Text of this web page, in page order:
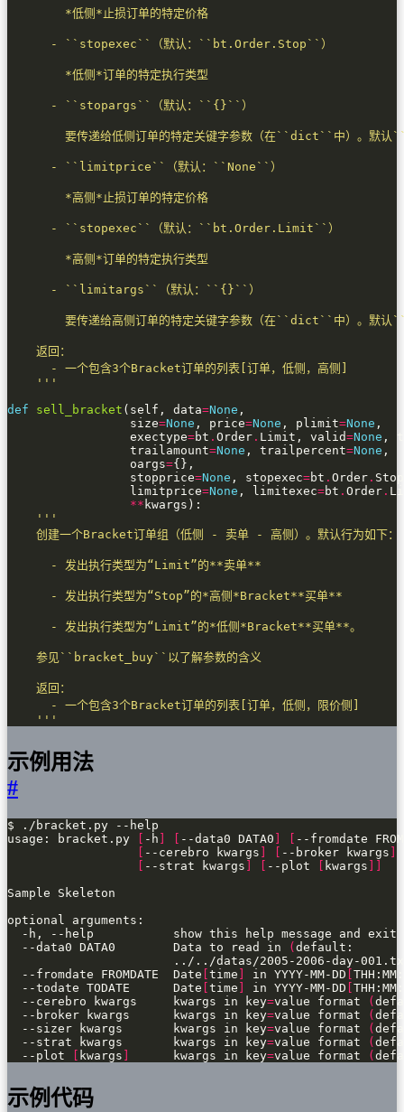
      - ``stopargs``（默认：``
{}
      - ``limitargs``（默认：``
{}
    '''
def
sell_bracket (self, data=None
                 size
=None , price=None , plimit=None
                 exectype
=bt . Order . Limit, valid=None ,
                 trailamount
=None , trailpercent=None
                 oargs
=
                 stopprice
=None , stopexec=bt . Order .
                 limitprice
=None , limitexec=bt . Order .
**
    '''
示例用法
#
usage: bracket.py
-h --data0 DATA0
--fromdate
--cerebro kwargs --broker kwargs
--strat kwargs --plot kwargs
  --data0 DATA0        Data to read in
(
../../datas/2005-2006-day-
  --fromdate FROMDATE  Date
time in YYYY-MM-DD
  --todate TODATE      Date
time in YYYY-MM-DD
  --cerebro kwargs     kwargs in key
=value format (
  --broker kwargs      kwargs in key
=value format (
  --sizer kwargs       kwargs in key
=value format (
  --strat kwargs       kwargs in key
=value format (
  --plot
kwargs
      kwargs in key
=value format (
示例代码